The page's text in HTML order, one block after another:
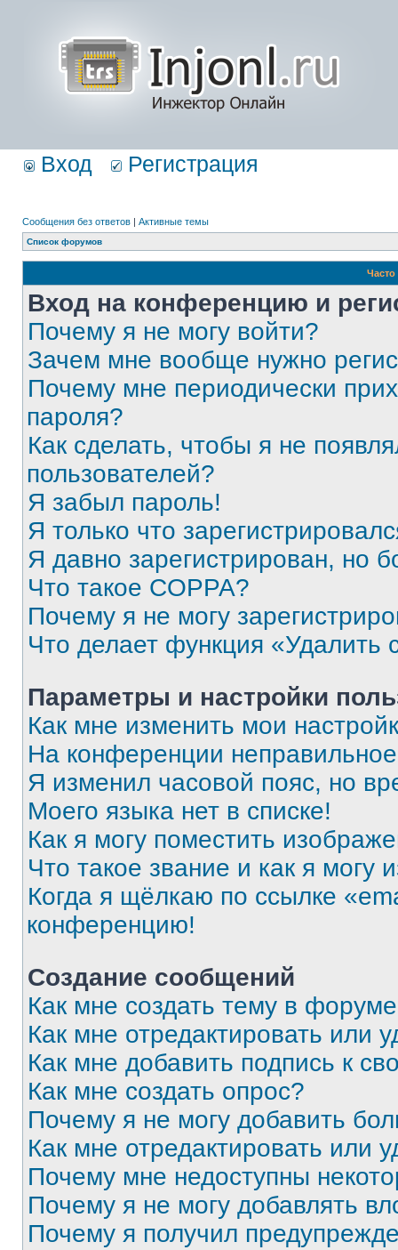
Вход Регистрация
Сообщения без ответов | Активные темы
Список форумов
Вход на конференцию и
Почему я не могу войти?
Зачем мне вообще нужно
Почему мне периодически
пароля?
Как сделать, чтобы я не
пользователей?
Я забыл пароль!
Я только что
Я давно зарегистрирован, но
Что такое COPPA?
Почему я не могу
Что делает функция «Удалить
Параметры и настройки
Как мне изменить мои
На конференции
Я изменил часовой пояс, но
Моего языка нет в списке!
Как я могу поместить
Что такое звание и как я могу
Когда я щёлкаю по ссылке
конференцию!
Создание сообщений
Как мне создать тему в
Как мне отредактировать или
Как мне добавить подпись к
Как мне создать опрос?
Почему я не могу добавить
Как мне отредактировать или
Почему мне недоступны
Почему я не могу добавлять
Почему я получил